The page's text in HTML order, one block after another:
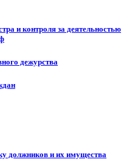
и контроля за деятельностью
дежурства
должников и их имущества